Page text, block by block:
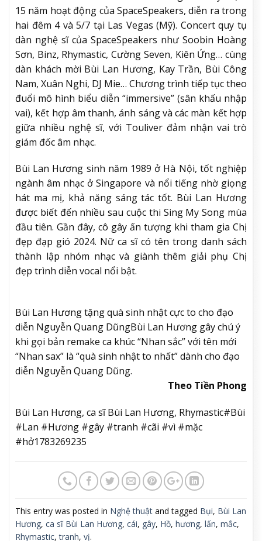
15 năm hoạt động của SpaceSpeakers, diễn ra trong
hai đêm 4 và 5/7 tại Las Vegas (Mỹ). Concert quy tụ
dàn nghệ sĩ của SpaceSpeakers như Soobin Hoàng
Sơn, Binz, Rhymastic, Cường Seven, Kiên Ứng… cùng
dàn khách mời Bùi Lan Hương, Kay Trần, Bùi Công
Nam, Xuân Nghi, DJ Mie… Chương trình tiếp tục theo
đuổi mô hình biểu diễn “immersive” (sân khấu nhập
vai), kết hợp âm thanh, ánh sáng và các màn kết hợp
giữa nhiều nghệ sĩ, với Touliver đảm nhận vai trò
giám đốc âm nhạc.
Bùi Lan Hương sinh năm 1989 ở Hà Nội, tốt nghiệp
ngành âm nhạc ở Singapore và nổi tiếng nhờ giọng
hát ma mị, khả năng sáng tác tốt. Bùi Lan Hương
được biết đến nhiều sau cuộc thi Sing My Song mùa
đầu tiên. Gần đây, cô gây ấn tượng khi tham gia Chị
đẹp đạp gió 2024. Nữ ca sĩ có tên trong danh sách
thành lập nhóm nhạc và giành thêm giải phụ Chị
đẹp trình diễn vocal nổi bật.
Bùi Lan Hương tặng quà sinh nhật cực to cho đạo
diễn Nguyễn Quang DũngBùi Lan Hương gây chú ý
khi gọi bản remake ca khúc “Nhan sắc” với tên mới
“Nhan sax” là “quà sinh nhật to nhất” dành cho đạo
diễn Nguyễn Quang Dũng.
Theo Tiền Phong
Bùi Lan Hương, ca sĩ Bùi Lan Hương, Rhymastic#Bùi
#Lan #Hương #gây #tranh #cãi #vì #mặc
#hở1783269235
This entry was posted in Nghệ thuật and tagged Bụi, Bùi Lan
Hương, ca sĩ Bùi Lan Hương, cái, gây, Hồ, hương, lấn, mắc,
Rhymastic,tranh, vị.